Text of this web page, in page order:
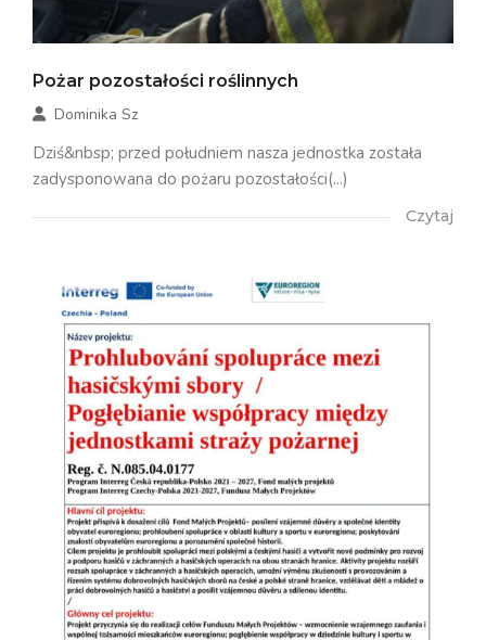
Pożar pozostałości roślinnych
Dominika Sz
Dziś&nbsp; przed południem nasza jednostka została
zadysponowana do pożaru pozostałości(...)
Czytaj